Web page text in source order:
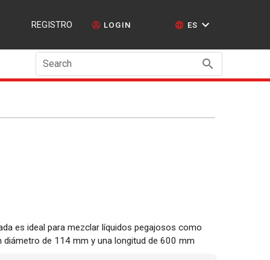
REGISTRO LOGIN ES
Search
es ideal para mezclar líquidos pegajosos como
diámetro de 114 mm y una longitud de 600 mm